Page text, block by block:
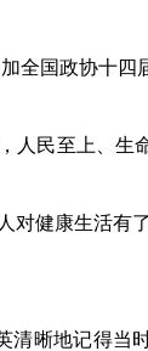
全国政协十
人民至上、生
对健康生活有了
晰地记得当